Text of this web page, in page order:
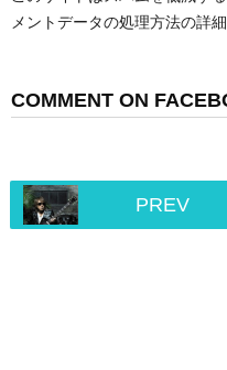
メントデータの処理方法の詳
COMMENT ON
PREV